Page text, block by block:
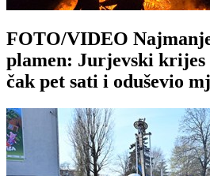
FOTO/VIDEO
plamen: Jurjevski krijes
čak pet sati i oduševio